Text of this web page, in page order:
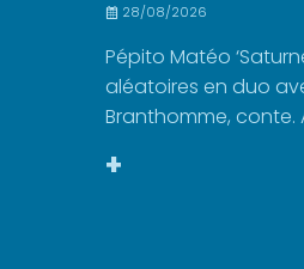
28/08/2026
Pépito Matéo
aléatoires en duo
Branthomme, conte.
+